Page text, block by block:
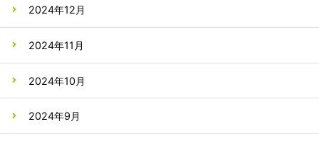
2024年12月
2024年11月
2024年10月
2024年9月